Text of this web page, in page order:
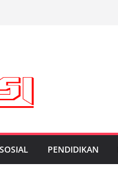
SOSIAL PENDIDIKAN